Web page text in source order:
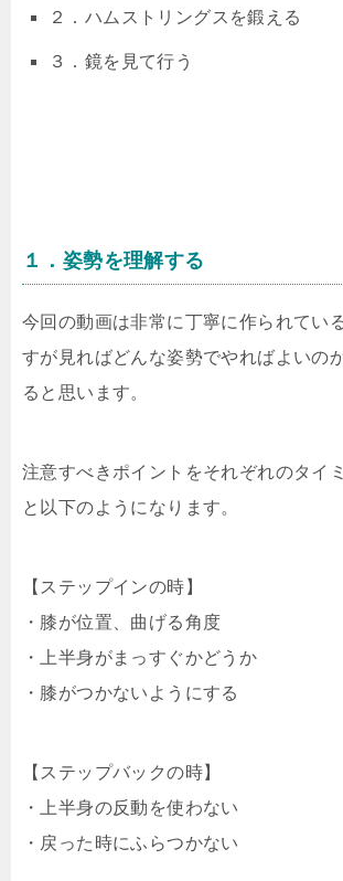
２．ハムストリングスを鍛える
３．鏡を見て行う
１．姿勢を理解する
今回の動画は非常に丁寧に作られてい
すが見ればどんな姿勢でやればよいの
ると思います。
注意すべきポイントをそれぞれのタイ
と以下のようになります。
【ステップインの時】
・膝が位置、曲げる角度
・上半身がまっすぐかどうか
・膝がつかないようにする
【ステップバックの時】
・上半身の反動を使わない
・戻った時にふらつかない